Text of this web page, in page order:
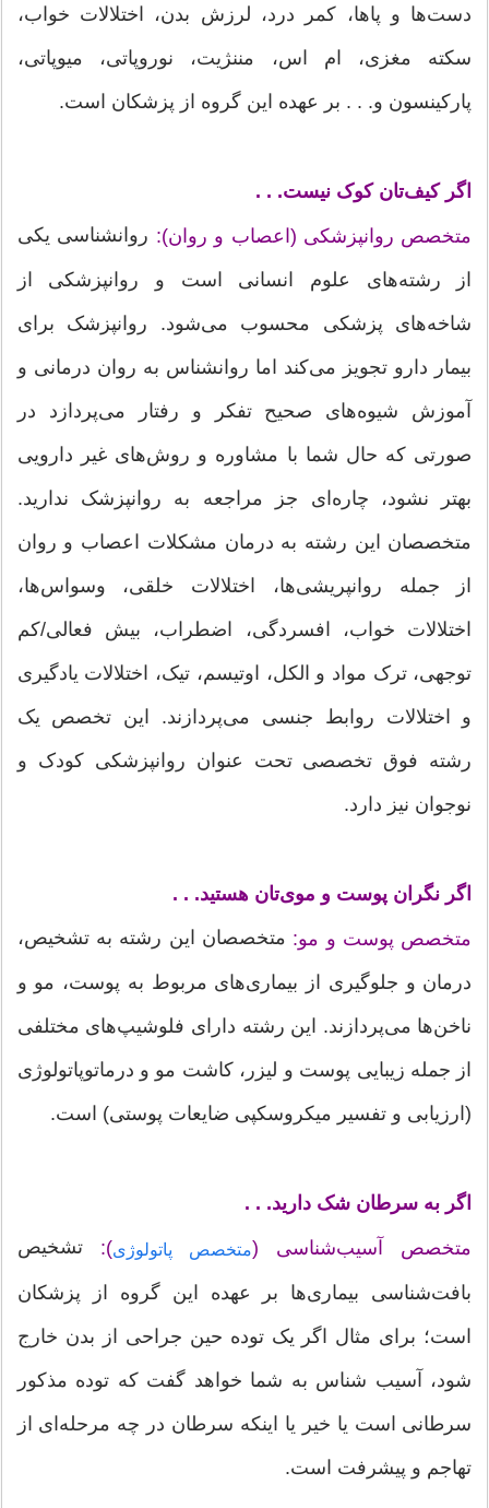
دست‌ها و پاها، کمر درد، لرزش بدن، اختلالات خواب،
سکته مغزی، ‌ام اس، مننژیت، نوروپاتی، میوپاتی،
پارکینسون و. . . بر عهده این گروه از پزشکان است.
اگر کیف‌تان کوک نیست. . .
متخصص روانپزشکی (اعصاب و روان): روانشناسی یکی
از رشته‌های علوم انسانی است و روانپزشکی از
شاخه‌های پزشکی محسوب می‌شود. روانپزشک برای
بیمار دارو تجویز می‌کند اما روانشناس به روان درمانی و
آموزش شیوه‌های صحیح تفکر و رفتار می‌پردازد در
صورتی که حال شما با مشاوره و روش‌های غیر دارویی
بهتر نشود، چاره‌ای جز مراجعه به روانپزشک ندارید.
متخصصان این رشته به درمان مشکلات اعصاب و روان
از جمله روانپریشی‌ها، اختلالات خلقی، وسواس‌ها،
اختلالات خواب، افسردگی، اضطراب، بیش فعالی/کم
توجهی، ترک مواد و الکل، اوتیسم، تیک، اختلالات یادگیری
و اختلالات روابط جنسی می‌پردازند. این تخصص یک
رشته فوق تخصصی تحت عنوان روانپزشکی کودک و
نوجوان نیز دارد.
اگر نگران پوست و موی‌تان هستید. . .
متخصص پوست و مو: متخصصان این رشته به تشخیص،
درمان و جلوگیری از بیماری‌های مربوط به پوست، مو و
ناخن‌ها می‌پردازند. این رشته دارای فلوشیپ‌های مختلفی
از جمله زیبایی پوست و لیزر، کاشت مو و درماتوپاتولوژی
(ارزیابی و تفسیر میکروسکپی ضایعات پوستی) است.
اگر به سرطان شک دارید. . .
متخصص آسیب‌شناسی (متخصص پاتولوژی): تشخیص
بافت‌شناسی بیماری‌ها بر عهده این گروه از پزشکان
است؛ برای مثال اگر یک توده حین جراحی از بدن خارج
شود، آسیب شناس به شما خواهد گفت که توده مذکور
سرطانی است یا خیر یا اینکه سرطان در چه مرحله‌ای از
تهاجم و پیشرفت است.